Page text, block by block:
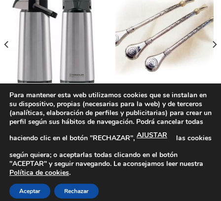
MATES Y ACCESORIOS
Termo Termolar Lumina
Acero Inoxidable Bomba 1
Litro
MATES Y ACCESORIOS
Bombilla Curva Corta Rulemar
R01
Política de Privacidad|Política de Cookies|Más información
sobre las Cookies
Copyright 2026 ©
Para mantener esta web utilizamos cookies que se instalan en
su dispositivo, propias (necesarias para la web) y de terceros
(analíticas, elaboración de perfiles y publicitarias) para crear un
perfil según sus hábitos de navegación. Podrá cancelar todas
haciendo clic en el botón "RECHAZAR", AJUSTAR
las cookies
según quiera; o aceptarlas todas clicando en el botón
"ACEPTAR" y seguir navegando. Le aconsejamos leer nuestra
Política de cookies.
Aceptar Rechazar
1